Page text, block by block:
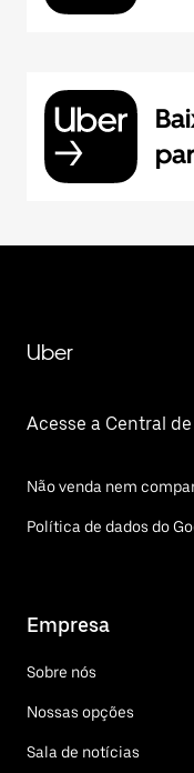
Uber
Acesse a Central
Não venda nem
Política de dados do
Empresa
Sobre nós
Nossas opções
Sala de notícias